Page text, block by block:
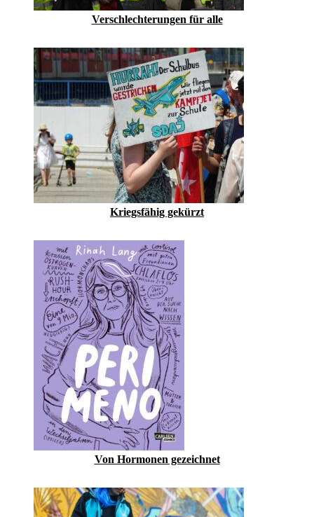
Verschlechterungen für alle
Kriegsfähig gekürzt
Von Hormonen gezeichnet